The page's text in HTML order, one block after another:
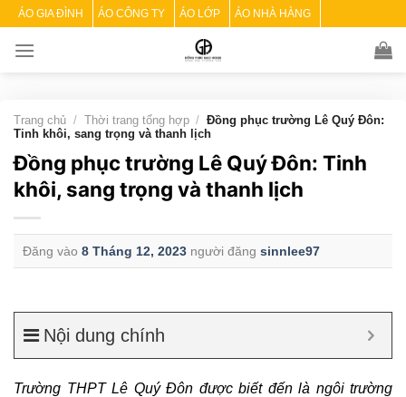
Skip
content
ÁO GIA ĐÌNH ÁO CÔNG TY ÁO LỚP ÁO NHÀ HÀNG
Trang chủ / Thời trang tổng hợp / Đồng phục trường Lê Quý Đôn:
Tinh khôi, sang trọng và thanh lịch
Đồng phục trường Lê Quý Đôn: Tinh
khôi, sang trọng và thanh lịch
Đăng vào 8 Tháng 12, 2023 người đăng sinnlee97
Nội dung chính
Trường THPT Lê Quý Đôn được biết đến là ngôi trường